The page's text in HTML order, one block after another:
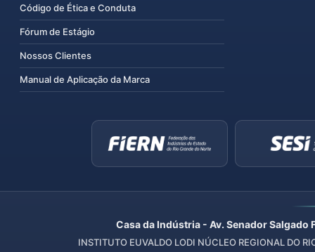
Código de Ética e Conduta
Fórum de Estágio
Nossos Clientes
Manual de Aplicação da Marca
Casa da Indústria - Av. Senador
INSTITUTO EUVALDO LODI NÚCLEO REGIONAL DO